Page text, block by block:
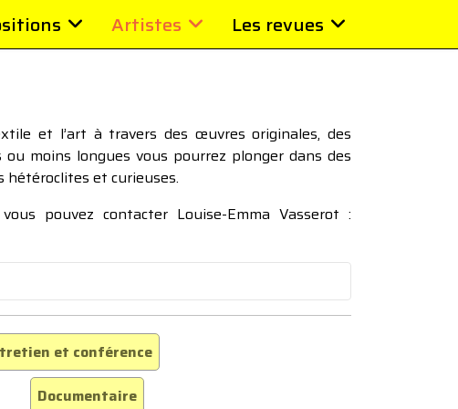
Artistes Les revues
et l’art à travers des œuvres originales, des
moins longues vous pourrez plonger dans des
hétéroclites et curieuses.
pouvez contacter Louise-Emma Vasserot :
et conférence
Documentaire